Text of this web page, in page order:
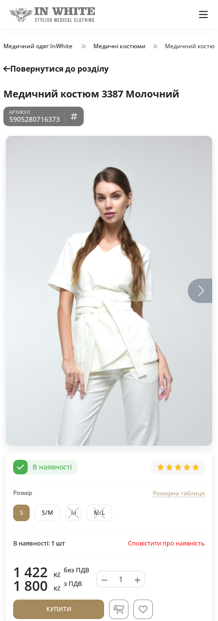
Медичний одяг InWhite Медичні костюми Медичний
Повернутися до розділу
Медичний костюм 3387 Молочний
5905280716373
В наявності
Розмір Розмірна таблиця
S S/M M M/L
В наявності: 1 шт Сповістити про наявність
1 422 Kč
без ПДВ
1 800 Kč
з ПДВ − +
КУПИТИ